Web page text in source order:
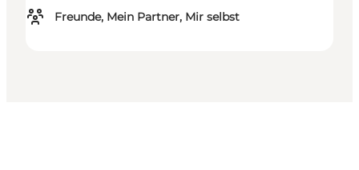
Freunde, Mein Partner, Mir selbst